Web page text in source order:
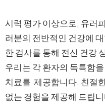
시력 평가 이상으로, 유러
러분의 전반적인 건강에
한 검사를 통해 전신 건강
우리는 각 환자의 독특함
치료를 제공합니다. 친절
없는 경험을 제공해 드립